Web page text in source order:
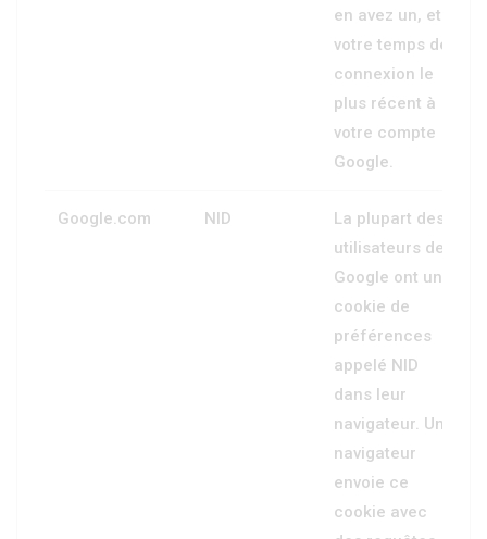
en avez un, et
votre temps de
connexion le
plus récent à
votre compte
Google.
Google.com NID
La plupart des
utilisateurs de
Google ont un
cookie de
préférences
appelé NID
dans leur
navigateur. Un
navigateur
envoie ce
cookie avec